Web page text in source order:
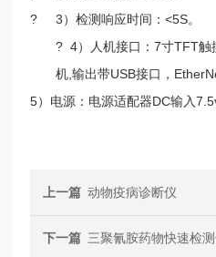
? 3）检测响应时间：<5S。
? 4）人机接口：7寸TFT触
机,输出带USB接口，
5）电源：电源适配器DC输入
上一篇 动物疫病诊断仪
下一篇 三聚氰胺药物快速检